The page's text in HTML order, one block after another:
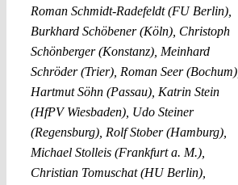
Roman Schmidt-Radefeldt (FU Berlin),
Burkhard Schöbener (Köln), Christoph
Schönberger (Konstanz), Meinhard
Schröder (Trier), Roman Seer (Bochum),
Hartmut Söhn (Passau), Katrin Stein
(HfPV Wiesbaden), Udo Steiner
(Regensburg), Rolf Stober (Hamburg),
Michael Stolleis (Frankfurt a. M.),
Christian Tomuschat (HU Berlin),